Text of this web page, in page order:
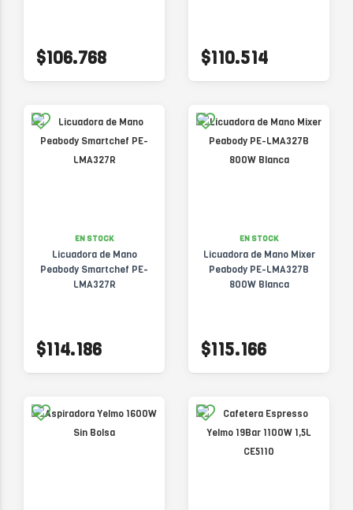
$106.768 $110.514
EN STOCK
Licuadora de Mano
Peabody Smartchef PE-
LMA327R
$114.186
EN STOCK
Licuadora de Mano Mixer
Peabody PE-LMA327B
800W Blanca
$115.166